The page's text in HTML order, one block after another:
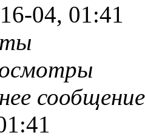
04, 01:41